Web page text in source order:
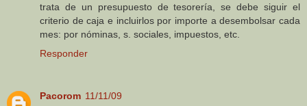
trata de un presupuesto de tesorería, se debe siguir el
criterio de caja e incluirlos por importe a desembolsar cada
mes: por nóminas, s. sociales, impuestos, etc.
Responder
Pacorom 11/11/09